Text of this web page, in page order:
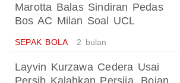
Marotta Balas Sindiran Pedas
Bos AC Milan Soal UCL
SEPAK BOLA 2 bulan
Layvin Kurzawa Cedera Usai
Persib Kalahkan Persija, Bojan